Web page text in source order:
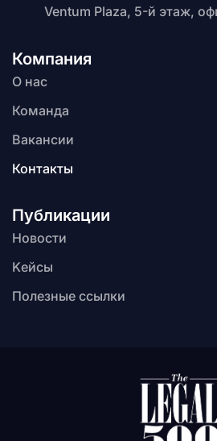
Компания
О нас
Команда
Вакансии
Контакты
Публикации
Новости
Kейсы
Полезные ссылки
Ventum Plaza, 5-й этаж,